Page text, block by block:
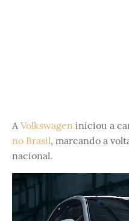
A Volkswagen iniciou a
no Brasil, marcando a
nacional.